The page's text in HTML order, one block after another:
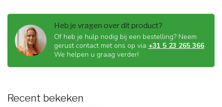
Heb je vragen over dit product?
Of heb je hulp nodig bij een bestelling? Neem
gerust contact met ons op via +31 5 23 265 366.
We helpen u graag verder!
Recent bekeken